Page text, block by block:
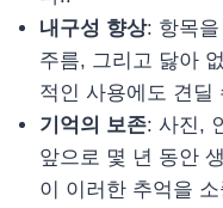
내구성 향상: 항목
주름, 그리고 닳아
적인 사용에도 견딜
기억의 보존: 사진,
앞으로 몇 년 동안
이 이러한 추억을